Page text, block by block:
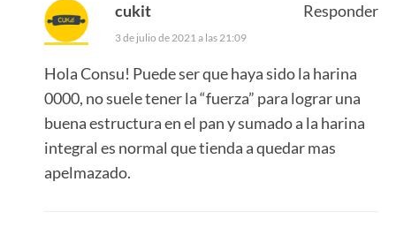
cukit
3 de julio de 2021 a las 21:09
Hola Consu! Puede ser que haya sido la harina
0000, no suele tener la “fuerza” para lograr una
buena estructura en el pan y sumado a la harina
integral es normal que tienda a quedar mas
apelmazado.
Responder